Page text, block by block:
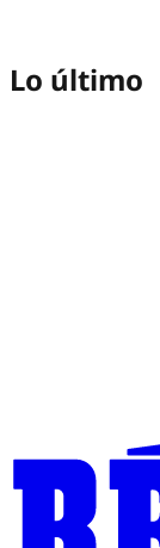
Lo último